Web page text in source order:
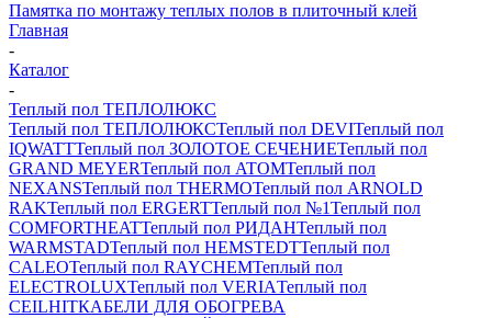
Памятка по монтажу теплых полов в плиточный клей
Главная
-
Каталог
-
Теплый пол ТЕПЛОЛЮКС
Теплый пол ТЕПЛОЛЮКСТеплый пол DEVIТеплый пол
IQWATTТеплый пол ЗОЛОТОЕ СЕЧЕНИЕТеплый пол
GRAND MEYERТеплый пол ATOMТеплый пол
NEXANSТеплый пол THERMOТеплый пол ARNOLD
RAKТеплый пол ERGERTТеплый пол №1Теплый пол
COMFORTHEATТеплый пол РИДАНТеплый пол
WARMSTADТеплый пол HEMSTEDTТеплый пол
CALEOТеплый пол RAYCHEMТеплый пол
ELECTROLUXТеплый пол VERIAТеплый пол
CEILHITКАБЕЛИ ДЛЯ ОБОГРЕВА